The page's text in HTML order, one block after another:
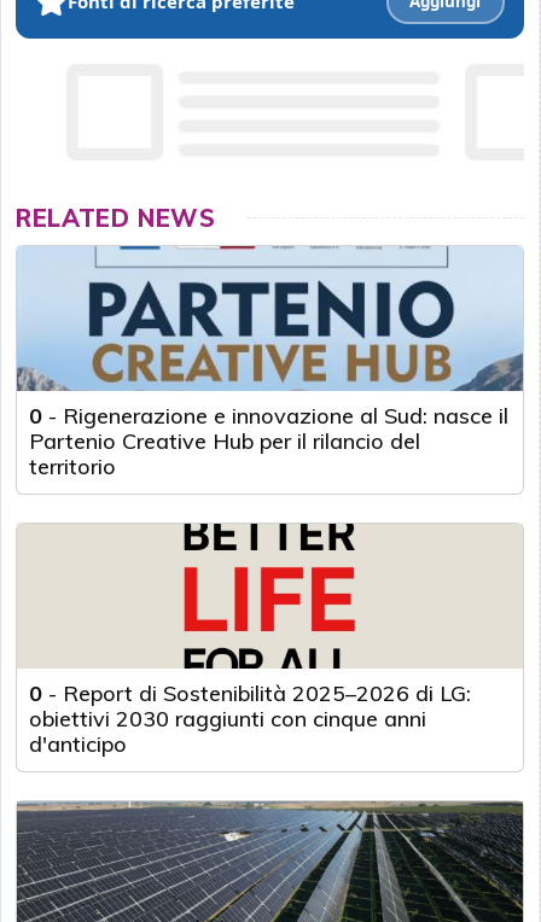
RELATED NEWS
0 - Rigenerazione e innovazione al Sud: nasce il
Partenio Creative Hub per il rilancio del
territorio
0 - Report di Sostenibilità 2025–2026 di LG:
obiettivi 2030 raggiunti con cinque anni
d'anticipo